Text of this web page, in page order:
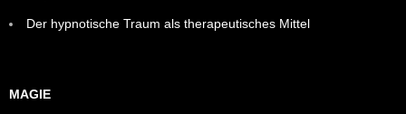
Der hypnotische Traum als therapeutisches Mittel
MAGIE